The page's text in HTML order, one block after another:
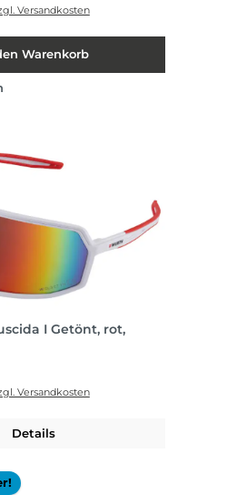
Versandkosten
Warenkorb
I Getönt, rot,
Versandkosten
Details